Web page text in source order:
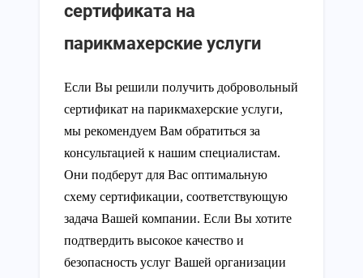
сертификата на
парикмахерские услуги
Если Вы решили получить добровольный
сертификат на парикмахерские услуги,
мы рекомендуем Вам обратиться за
консультацией к нашим специалистам.
Они подберут для Вас оптимальную
схему сертификации, соответствующую
задача Вашей компании. Если Вы хотите
подтвердить высокое качество и
безопасность услуг Вашей организации